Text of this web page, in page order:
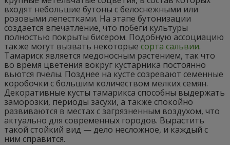
входят небольшие бутоны с белоснежными или
розовыми лепестками. На этапе бутонизации
создается впечатление, что побеги культуры
полностью покрыты бисером. Подобную ассоциацию
также могут вызвать некоторые сорта сальвии.
Тамариск является медоносным растением, так что
во время цветения вокруг кустарника постоянно
вьются пчелы. Позднее на кусте созревают семенные
коробочки с большим количеством мелких семян.
Декоративные кусты тамарикса способны выдержать
заморозки, периоды засухи, а также спокойно
развиваются в местах с загрязненным воздухом, что
актуально для современных городов. Вырастить
такой стойкий вид — дело несложное, и каждый с
ним справится.